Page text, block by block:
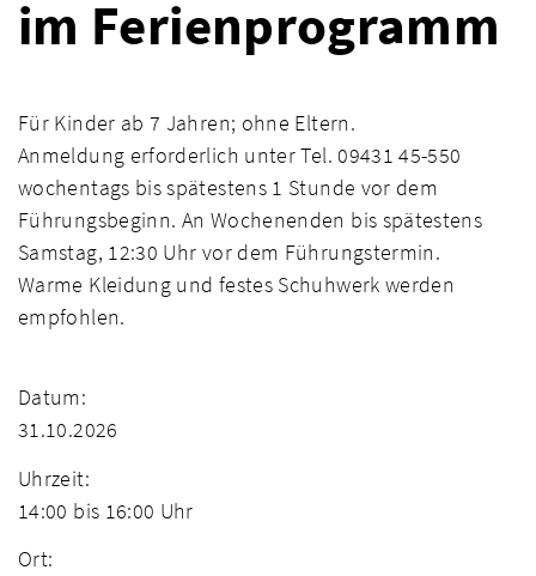
im Ferienprogramm
Für Kinder ab 7 Jahren; ohne Eltern.
Anmeldung erforderlich unter Tel. 09431 45-550
wochentags bis spätestens 1 Stunde vor dem
Führungsbeginn. An Wochenenden bis spätestens
Samstag, 12:30 Uhr vor dem Führungstermin.
Warme Kleidung und festes Schuhwerk werden
empfohlen.
Datum:
31.10.2026
Uhrzeit:
14:00 bis 16:00 Uhr
Ort: